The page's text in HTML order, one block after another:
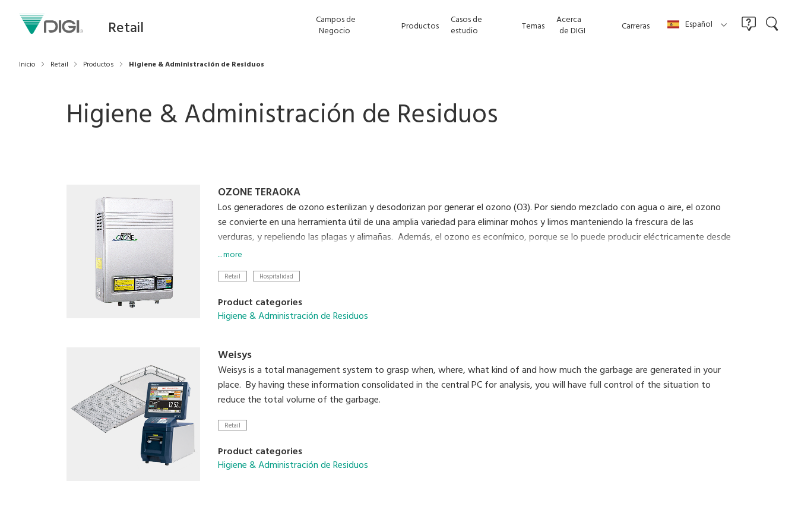
Retail
Campos de
Negocio
Productos
Casos de
estudio
Temas
Acerca
de DIGI
Carreras Español
Inicio Retail Productos Higiene & Administración de Residuos
Higiene & Administración de Residuos
OZONE TERAOKA
Los generadores de ozono esterilizan y desodorizan por generar el ozono (O3). Por siendo mezclado con agua o aire, el ozono
se convierte en una herramienta útil de una amplia variedad para eliminar mohos y limos manteniendo la frescura de las
verduras, y repeliendo las plagas y alimañas. Además, el ozono es econímico, porque se lo puede producir eléctricamente desde
oxígeno cual que existe en el aire. No deja residuos perniciosos, y es amigable con medio ambiente. Ofrece una manera
conveniente para mejorar el saneamiento.
... more
Retail Hospitalidad
Product categories
Higiene & Administración de Residuos
Weisys
Weisys is a total management system to grasp when, where, what kind of and how much the garbage are generated in your
place. By having these information consolidated in the central PC for analysis, you will have full control of the situation to
reduce the total volume of the garbage.
Retail
Product categories
Higiene & Administración de Residuos